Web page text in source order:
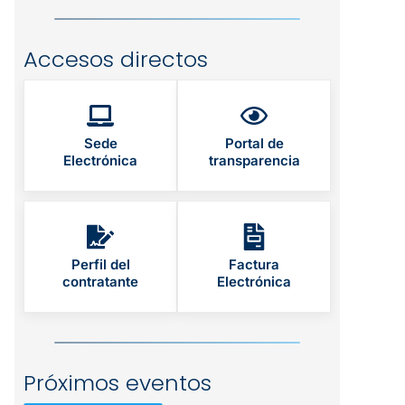
Accesos directos
Sede
Electrónica
Portal de
transparencia
Perfil del
contratante
Factura
Electrónica
Próximos eventos